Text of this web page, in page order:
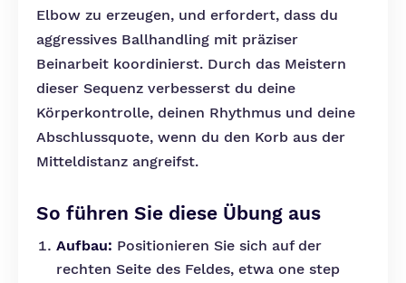
Elbow zu erzeugen, und erfordert, dass du
aggressives Ballhandling mit präziser
Beinarbeit koordinierst. Durch das Meistern
dieser Sequenz verbesserst du deine
Körperkontrolle, deinen Rhythmus und deine
Abschlussquote, wenn du den Korb aus der
Mitteldistanz angreifst.
So führen Sie diese Übung aus
Aufbau: Positionieren Sie sich auf der
rechten Seite des Feldes, etwa one step